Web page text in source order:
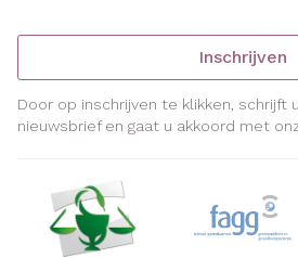
Inschrijven
Door op inschrijven te klikken, schrijft
nieuwsbrief en gaat u akkoord met